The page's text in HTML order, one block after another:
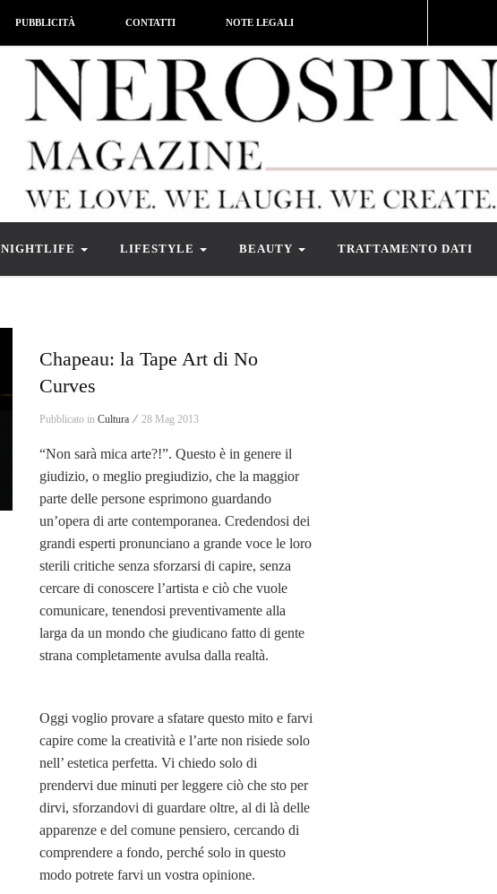
PUBBLICITÀ CONTATTI NOTE LEGALI
NIGHTLIFE LIFESTYLE BEAUTY TRATTAMENTO DATI
Chapeau: la Tape Art di No
Curves
Pubblicato in Cultura ⁄ 28 Mag 2013
“Non sarà mica arte?!”. Questo è in genere il
giudizio, o meglio pregiudizio, che la maggior
parte delle persone esprimono guardando
un’opera di arte contemporanea. Credendosi dei
grandi esperti pronunciano a grande voce le loro
sterili critiche senza sforzarsi di capire, senza
cercare di conoscere l’artista e ciò che vuole
comunicare, tenendosi preventivamente alla
larga da un mondo che giudicano fatto di gente
strana completamente avulsa dalla realtà.
Oggi voglio provare a sfatare questo mito e farvi
capire come la creatività e l’arte non risiede solo
nell’ estetica perfetta. Vi chiedo solo di
prendervi due minuti per leggere ciò che sto per
dirvi, sforzandovi di guardare oltre, al di là delle
apparenze e del comune pensiero, cercando di
comprendere a fondo, perché solo in questo
modo potrete farvi un vostra opinione.